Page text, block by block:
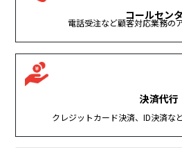
コールセン
電話受注など顧客対応業務の
決済代行
クレジットカード決済、ID決済な